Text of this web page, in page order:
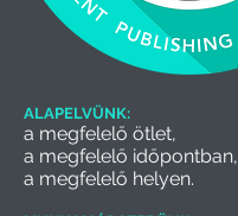
ALAPELVÜNK:
a megfelelő ötlet,
a megfelelő időpontban,
a megfelelő helyen.